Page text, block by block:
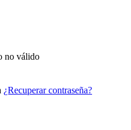
no válido
¿Recuperar contraseña?